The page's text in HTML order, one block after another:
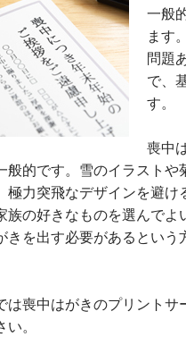
一般
ます
問題
で、
す。
喪中
般的です。雪のイラスト
極力突飛なデザインを避
族の好きなものを選んでよ
きを出す必要があるという
は喪中はがきのプリント
い。